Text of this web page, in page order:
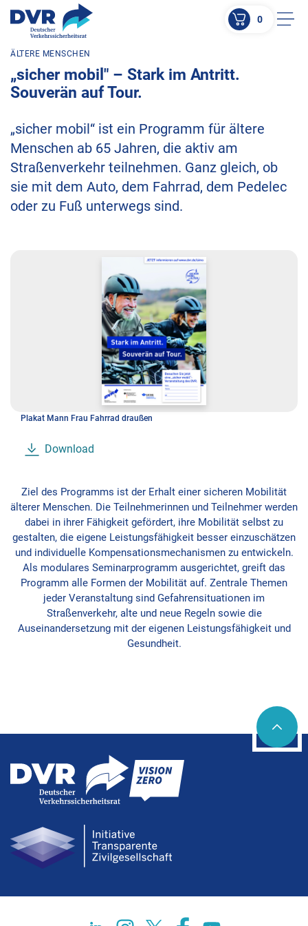
ZUM HAUPTINHALT SPRINGEN
ZUR SUCHE SPRINGEN
0
ÄLTERE MENSCHEN
„sicher mobil" – Stark im Antritt.
Souverän auf Tour.
„sicher mobil“ ist ein Programm für ältere
Menschen ab 65 Jahren, die aktiv am
Straßenverkehr teilnehmen. Ganz gleich, ob
sie mit dem Auto, dem Fahrrad, dem Pedelec
oder zu Fuß unterwegs sind.
Plakat Mann Frau Fahrrad draußen
Download
Ziel des Programms ist der Erhalt einer sicheren Mobilität
älterer Menschen. Die Teilnehmerinnen und Teilnehmer werden
dabei in ihrer Fähigkeit gefördert, ihre Mobilität selbst zu
gestalten, die eigene Leistungsfähigkeit besser einzuschätzen
und individuelle Kompensationsmechanismen zu entwickeln.
Als modulares Seminarprogramm ausgerichtet, greift das
Programm alle Formen der Mobilität auf. Zentrale Themen
jeder Veranstaltung sind Gefahrensituationen im
Straßenverkehr, alte und neue Regeln sowie die
Auseinandersetzung mit der eigenen Leistungsfähigkeit und
Gesundheit.
Social networks